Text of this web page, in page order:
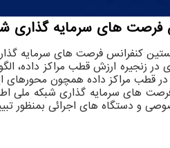
های سرمایه گذاری
فرصت های سرمایه گذاری شبکه ملی
ارزش قطب مراکز داده،
در قطب مراکز داده همچون
های سرمایه گذاری شبکه ملی
و دستگاه های اجرائی بمنظور